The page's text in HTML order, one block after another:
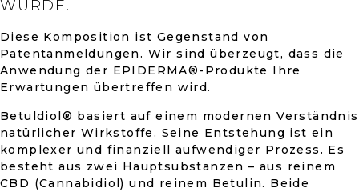
WURDE.
Diese Komposition ist Gegenstand von
Patentanmeldungen. Wir sind überzeugt, dass die
Anwendung der EPIDERMA®-Produkte Ihre
Erwartungen übertreffen wird.
Betuldiol® basiert auf einem modernen Verständnis
natürlicher Wirkstoffe. Seine Entstehung ist ein
komplexer und finanziell aufwendiger Prozess. Es
besteht aus zwei Hauptsubstanzen – aus reinem
CBD (Cannabidiol) und reinem Betulin. Beide